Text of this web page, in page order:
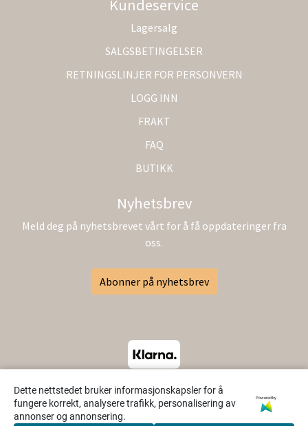
Dette nettstedet bruker informasjonskapsler for å
fungere korrekt, analysere trafikk, personalisering av
annonser og annonsering.
Powered by
Kundeservice
Lagersalg
SALGSBETINGELSER
RETNINGSLINJER FOR PERSONVERN
LOGG INN
FRAKT
FAQ
BUTIKK
Nyhetsbrev
Meld deg på nyhetsbrevet vårt for å få oppdateringer fra
oss.
Abonner på nyhetsbrev